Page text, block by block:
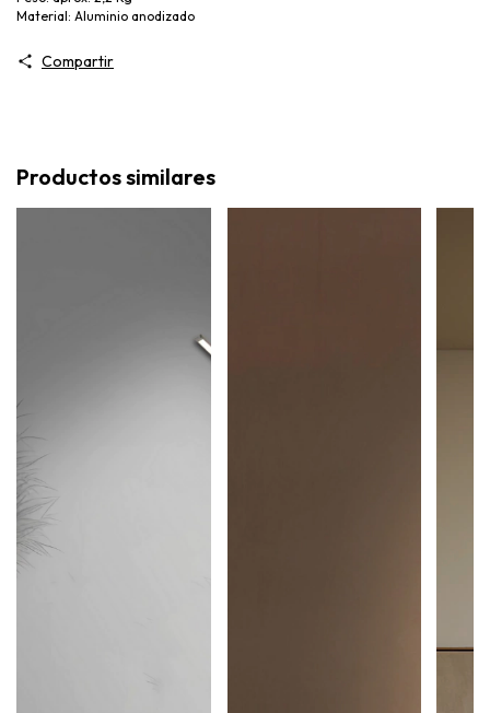
Material: Aluminio anodizado
Compartir
Productos similares